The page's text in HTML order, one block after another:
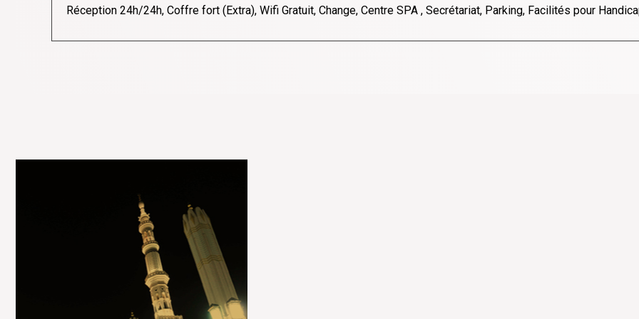
Réception 24h/24h, Coffre fort (Extra), Wifi Gratuit, Change, Centre SPA , Secrétariat, Parking, Facilités pour